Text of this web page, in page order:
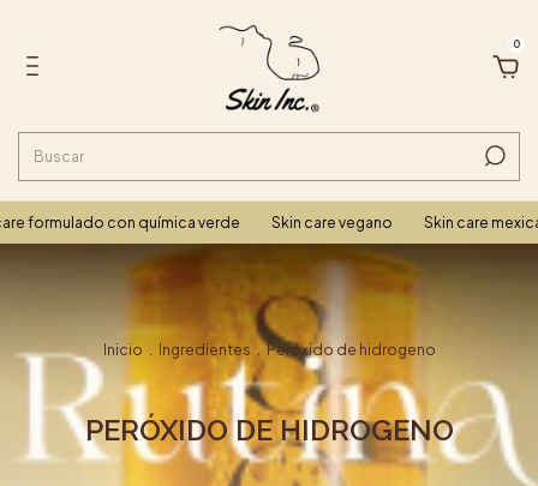
0
formulado con química verde Skin care vegano Skin care
Inicio Ingredientes Peróxido de hidrogeno
PERÓXIDO DE HIDROGENO